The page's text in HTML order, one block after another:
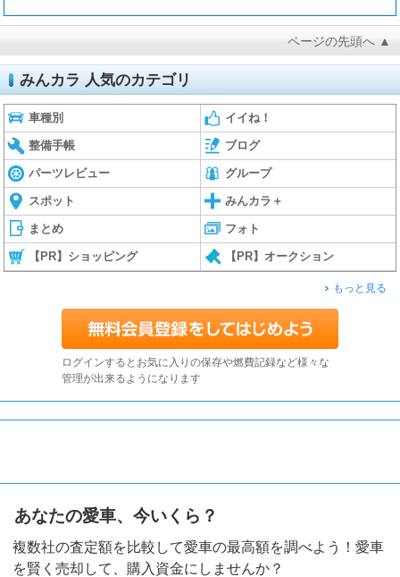
ページの先頭へ ▲
みんカラ 人気のカテゴリ
車種別 イイね！
整備手帳 ブログ
パーツレビュー グループ
スポット みんカラ＋
まとめ フォト
【PR】ショッピング 【PR】オークション
もっと見る
ログインするとお気に入りの保存や燃費記録など様々な
管理が出来るようになります
あなたの愛車、今いくら？
複数社の査定額を比較して愛車の最高額を調べよう！愛車
を賢く売却して、購入資金にしませんか？